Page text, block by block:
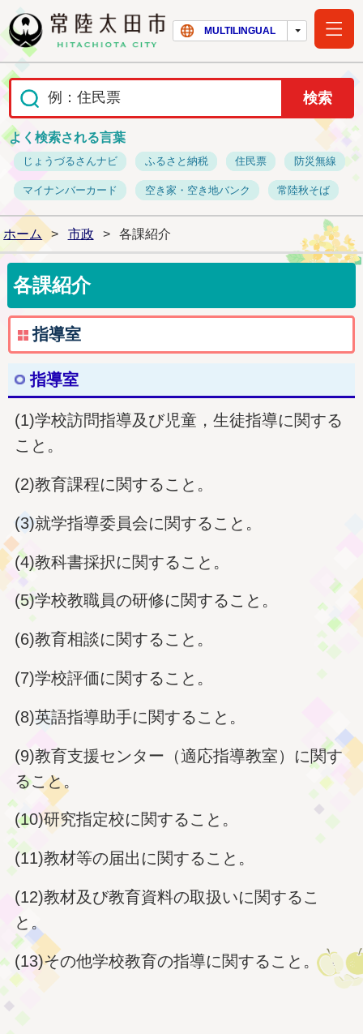
常陸太田市ホー
MULTILINGUAL
よく検索される言葉
じょうづるさんナビ ふるさと納税 住民票 防災無線
マイナンバーカード 空き家・空き地バンク 常陸秋そば
ホーム > 市政 > 各課紹介
各課紹介
指導室
指導室
(1)学校訪問指導及び児童，生徒指導に関する
こと。
(2)教育課程に関すること。
(3)就学指導委員会に関すること。
(4)教科書採択に関すること。
(5)学校教職員の研修に関すること。
(6)教育相談に関すること。
(7)学校評価に関すること。
(8)英語指導助手に関すること。
(9)教育支援センター（適応指導教室）に関す
ること。
(10)研究指定校に関すること。
(11)教材等の届出に関すること。
(12)教材及び教育資料の取扱いに関するこ
と。
(13)その他学校教育の指導に関すること。